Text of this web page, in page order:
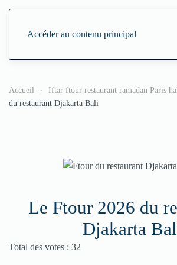
Accéder au contenu principal
Accueil Iftar ftour restaurant ramadan Paris
du restaurant Djakarta Bali
Le Ftour 2026 du
Djakarta
Vote utilisateur: 4.5
Total des votes : 32